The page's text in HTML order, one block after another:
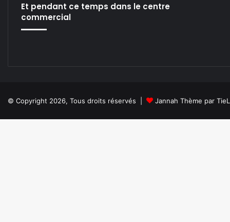
Et pendant ce temps dans le centre
commercial
© Copyright 2026, Tous droits réservés | Jannah Thème par